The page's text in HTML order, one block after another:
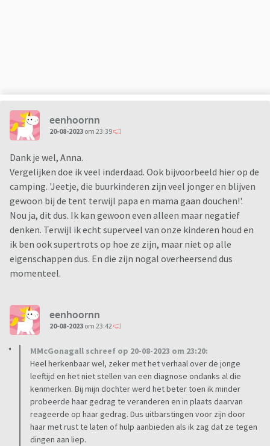
Maar de realiteit is ook dat beide kinderen ontzettend
temperamentvol zijn.
Met name de jongste heeft een zeer sterke wil: echt
helemaal niets krijgt hem van zijn ideeën af. Wat hij wil, wil
hij en hij geeft nooit, maar dan ook nooit op.
Super eigenschap, waar hij waarschijnlijk erg ver mee gaat
komen. Maar voor ons een energie vretende eigenschap.
Onze oudste is ook enorm temperamentvol. Houd wel
sneller op met zeuren en drammen als wij waarschuwen,
maar daagt continue haar broertje uit en dat leidt weer tot
ruzies en woede uitbarstingen bij hem.
frusterend, maar hebben we nog ons werk (en ik ook nog een
opleiding) om voor afwisseling/afleiding te zorgen. En we
elkaar of met vrienden/vriendinnen.
Maar nu we weer op vakantie zijn en dus weken bij elkaar zijn,
valt het me weer zwaar. Heel zwaar, zo zwaar dat ik me
serieus afvraag waarom we ieder jaar toch weer op vakantie
gaan.
eenhoornn
20-08-2023 om 23:39
Dank je wel, Anna.
Vergelijken doe ik veel inderdaad. Ook bijvoorbeeld hier op de
camping. 'Jeetje, die buurkinderen zijn veel jonger en blijven
gewoon bij de tent terwijl papa en mama gaan douchen!'.
Nou ja, dit dus. Ik kan gewoon even alleen maar negatief
denken. Terwijl ik echt superveel van onze kinderen houd en
ik ben ook supertrots op hoe ze zijn, maar niet op alle
eigenschappen dus. En die zijn nogal overheersend dus
momenteel.
eenhoornn
20-08-2023 om 23:42
MMcGonagall schreef op 20-08-2023 om 23:20:
Heel herkenbaar wel, zeker met het verhaal over de jonge
leeftijd en het niet stellen van een diagnose ondanks al die
kenmerken. Bij mijn dochter werd het beter toen ik minder
probeerde haar gedrag te veranderen en in plaats daarvan
reageerde op haar gedrag. Dus uitbarstingen voor zijn door
haar met rust te laten of hulp aanbieden als ik zag dat ze tegen
dingen aan liep.